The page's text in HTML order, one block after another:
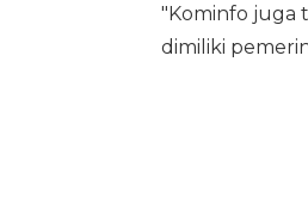
"Kominfo juga
dimiliki